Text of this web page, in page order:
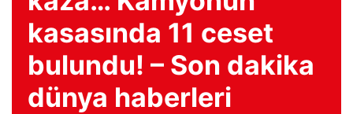
kasasında 11 ceset
bulundu! – Son dakika
dünya haberleri